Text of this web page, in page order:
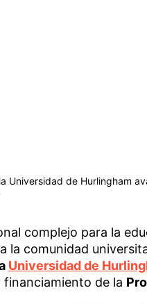
Universidad de Hurlingham
complejo para la
la comunidad
Universidad de
de la